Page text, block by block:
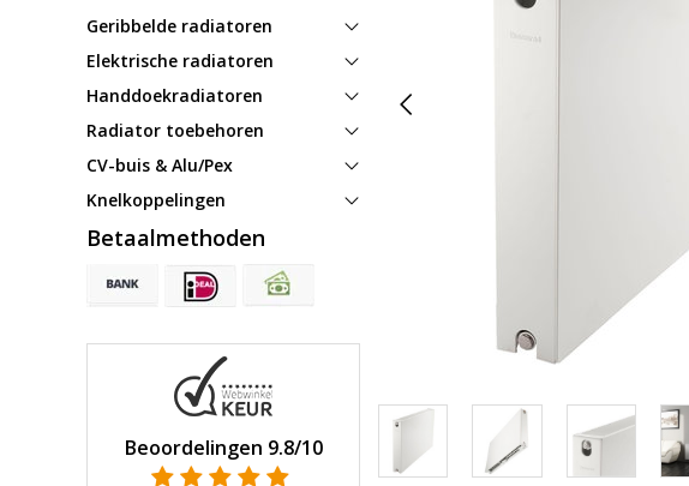
Geribbelde radiatoren
Elektrische radiatoren
Handdoekradiatoren
Radiator toebehoren
CV-buis & Alu/Pex
Knelkoppelingen
Betaalmethoden
Beoordelingen 9.8/10